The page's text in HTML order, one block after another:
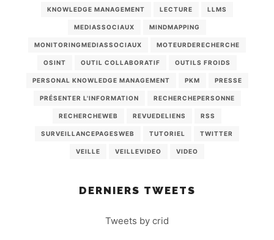
KNOWLEDGE MANAGEMENT LECTURE LLMS
MEDIASSOCIAUX MINDMAPPING
MONITORINGMEDIASSOCIAUX MOTEURDERECHERCHE
OSINT OUTIL COLLABORATIF OUTILS FROIDS
PERSONAL KNOWLEDGE MANAGEMENT PKM PRESSE
PRÉSENTER L'INFORMATION RECHERCHEPERSONNE
RECHERCHEWEB REVUEDELIENS RSS
SURVEILLANCEPAGESWEB TUTORIEL TWITTER
VEILLE VEILLEVIDEO VIDEO
DERNIERS TWEETS
Tweets by crid